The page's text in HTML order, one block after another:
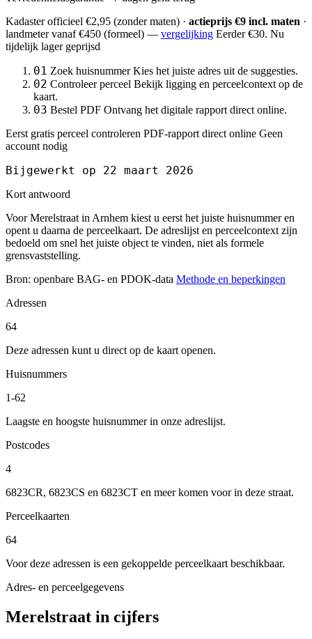
Kadaster officieel €2,95 (zonder maten) · actieprijs €9 incl. maten ·
landmetervanaf €450 (formeel) — vergelijking Eerder €30. Nu
tijdelijk lager geprijsd
01 Zoek huisnummer Kies het juiste adres uit de suggesties.
02 Controleer perceel Bekijk ligging en perceelcontext op de
kaart.
03 Bestel PDF Ontvang het digitale rapport direct online.
Eerst gratis perceel controleren PDF-rapport direct online Geen
account nodig
Bijgewerkt op 22 maart 2026
Kort antwoord
Voor Merelstraat in Arnhem kiest u eerst het juiste huisnummer en
opent u daarna de perceelkaart. De adreslijst en perceelcontext zijn
bedoeld om snel het juiste object te vinden, niet als formele
grensvaststelling.
Bron: openbare BAG- en PDOK-data Methode en beperkingen
Adressen
64
Deze adressen kunt u direct op de kaart openen.
Huisnummers
1-62
Laagste en hoogste huisnummer in onze adreslijst.
Postcodes
4
6823CR, 6823CS en 6823CT en meer komen voor in deze straat.
Perceelkaarten
64
Voor deze adressen is een gekoppelde perceelkaart beschikbaar.
Adres- en perceelgegevens
Merelstraat in cijfers